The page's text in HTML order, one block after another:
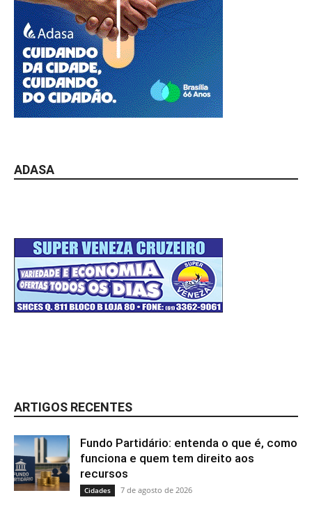
ADASA
ARTIGOS RECENTES
Fundo Partidário: entenda o que é, como
funciona e quem tem direito aos
recursos
Cidades 7 de agosto de 2026